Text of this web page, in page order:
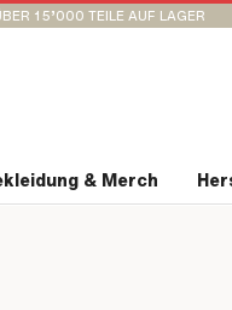
15’000 TEILE AUF LAGER
& Merch